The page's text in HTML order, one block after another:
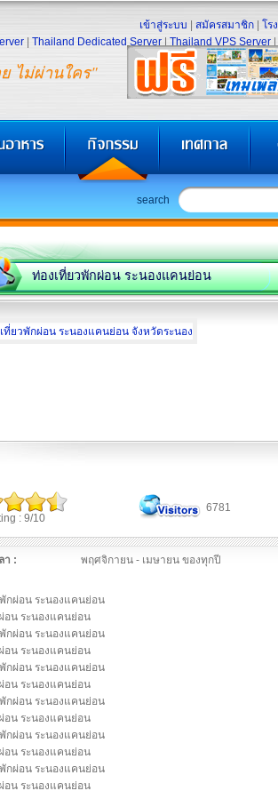
ไม่ผ่านใคร"
เข้าสู่ระบบ สมัครสมาชิก โร
Thailand Dedicated Server Thailand VPS Server
search
ท่องเที่ยวพักผ่อน ระนองแคนย่อน
: 9/10
6781
า : พฤศจิกายน - เมษายน ของทุกปี
อน ระนองแคนย่อน
อน ระนองแคนย่อน
อน ระนองแคนย่อน
อน ระนองแคนย่อน
อน ระนองแคนย่อน
อน ระนองแคนย่อน